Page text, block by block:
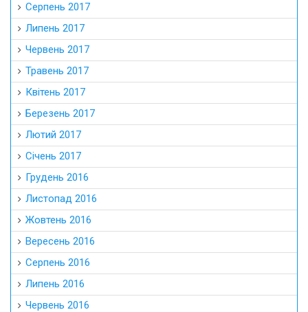
Серпень 2017
Липень 2017
Червень 2017
Травень 2017
Квітень 2017
Березень 2017
Лютий 2017
Січень 2017
Грудень 2016
Листопад 2016
Жовтень 2016
Вересень 2016
Серпень 2016
Липень 2016
Червень 2016